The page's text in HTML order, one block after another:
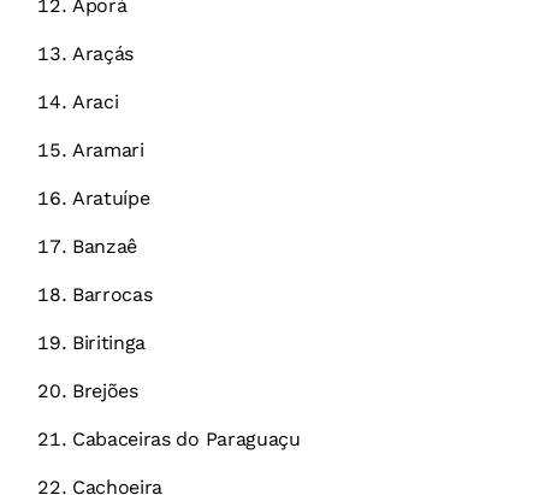
Aporá
Araçás
Araci
Aramari
Aratuípe
Banzaê
Barrocas
Biritinga
Brejões
Cabaceiras do Paraguaçu
Cachoeira